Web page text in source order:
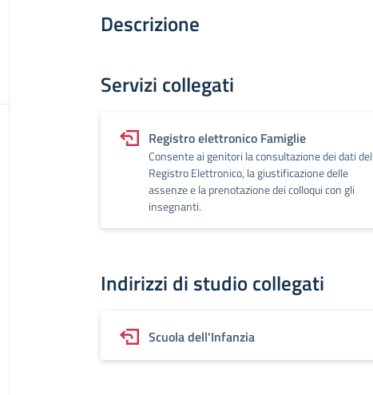
Descrizione
Servizi collegati
Registro elettronico Famiglie
Consente ai genitori la consultazione dei dati del
Registro Elettronico, la giustificazione delle
assenze e la prenotazione dei colloqui con gli
insegnanti.
Indirizzi di studio collegati
Scuola dell'Infanzia